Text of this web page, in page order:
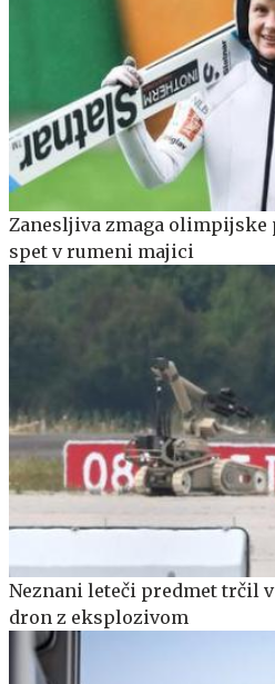
Zanesljiva zmaga olimpijske
spet v rumeni majici
Neznani leteči predmet trčil
dron z eksplozivom